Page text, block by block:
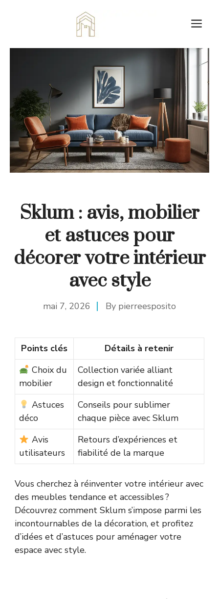
Sklum : avis, mobilier
et astuces pour
décorer votre intérieur
avec style
mai 7, 2026 By pierreesposito
Points clés
Détails à retenir
Choix du
mobilier
Collection variée alliant
design et fonctionnalité
Astuces
déco
Conseils pour sublimer
chaque pièce avec Sklum
Avis
utilisateurs
Retours d’expériences et
fiabilité de la marque
Vous cherchez à réinventer votre intérieur avec
des meubles tendance et accessibles ?
Découvrez comment Sklum s’impose parmi les
incontournables de la décoration, et profitez
d’idées et d’astuces pour aménager votre
espace avec style.